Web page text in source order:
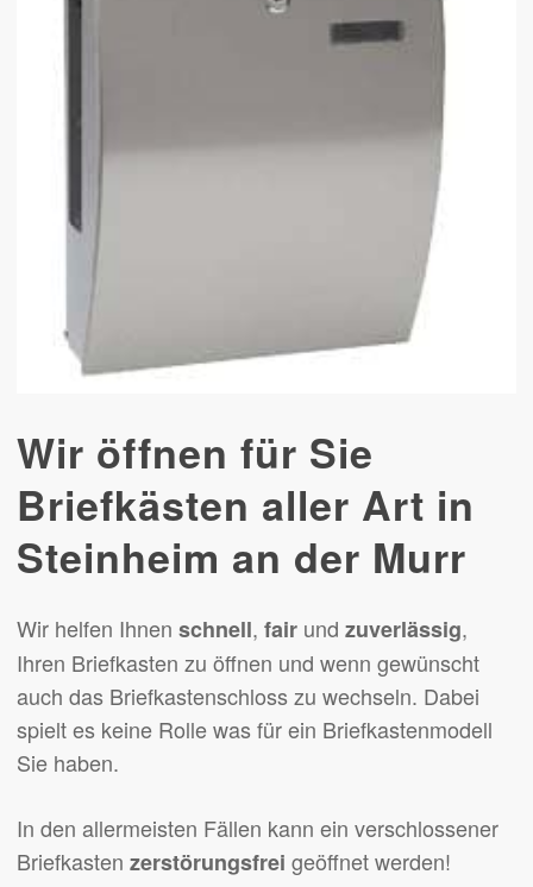
Wir öffnen für Sie
Briefkästen aller Art in
Steinheim an der Murr
Wir helfen Ihnen schnell, fair und zuverlässig,
Ihren Briefkasten zu öffnen und wenn gewünscht
auch das Briefkastenschloss zu wechseln. Dabei
spielt es keine Rolle was für ein Briefkastenmodell
Sie haben.
In den allermeisten Fällen kann ein verschlossener
Briefkasten zerstörungsfrei geöffnet werden!